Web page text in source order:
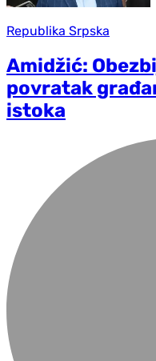
Republika Srpska
Amidžić:
povratak
istoka